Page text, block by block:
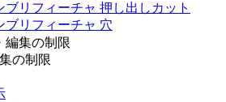
ブリフィーチャ 押し出しカット
ブリフィーチャ 穴
編集の制限
の制限